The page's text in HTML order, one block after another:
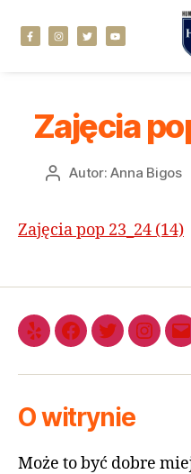
Zajęcia
Autor:Anna Bigos
Zajęcia pop 23_24 (14)
O witrynie
Może to być dobre